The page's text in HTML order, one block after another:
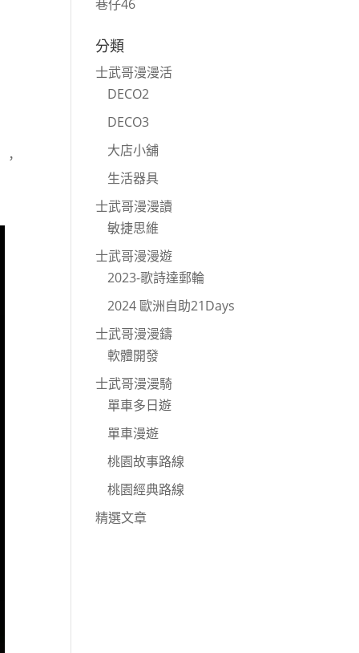
巷仔46
分類
士武哥漫漫活
DECO2
DECO3
大店小舖
生活器具
士武哥漫漫讀
敏捷思維
士武哥漫漫遊
2023-歌詩達郵輪
2024 歐洲自助21Days
士武哥漫漫鑄
軟體開發
士武哥漫漫騎
單車多日遊
單車漫遊
桃園故事路線
桃園經典路線
精選文章